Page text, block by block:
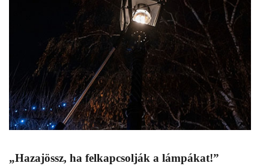
„Hazajössz, ha felkapcsolják a lámpákat!”